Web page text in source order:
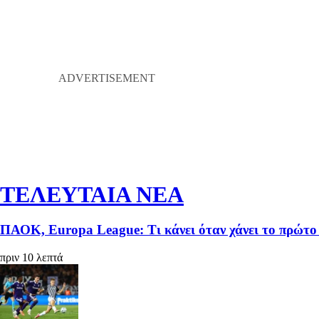
ΤΕΛΕΥΤΑΙΑ ΝΕΑ
ΠΑΟΚ, Europa League: Τι κάνει όταν χάνει το πρώτο
πριν 10 λεπτά